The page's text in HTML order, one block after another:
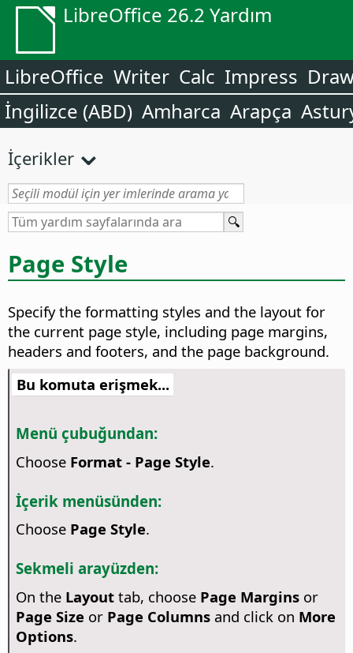
LibreOffice 26.2 Yardım
LibreOffice Writer Calc Impress
İngilizce (ABD) Amharca Arapça
İçerikler
Page Style
Specify the formatting styles and the layout for
the current page style, including page margins,
headers and footers, and the page background.
Bu komuta erişmek...
Menü çubuğundan:
Choose Format - Page Style.
İçerik menüsünden:
Choose Page Style.
Sekmeli arayüzden:
On the Layouttab, choose Page Marginsor
Page Size or Page Columnsand click on More
Options.